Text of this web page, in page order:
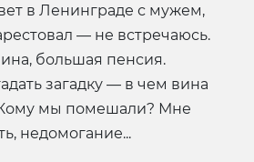
в Ленинграде с мужем,
— не встречаюсь.
большая пенсия.
загадку — в чем вина
мы помешали? Мне
недомогание...